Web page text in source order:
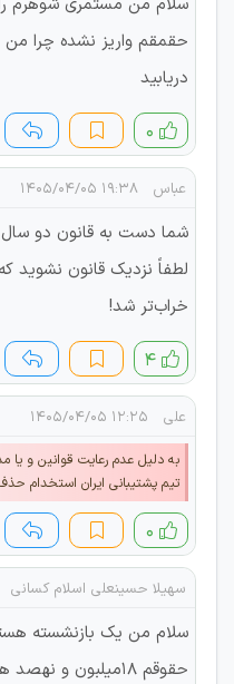
حقمقم واریز نشده چرا من
دریابید
۰
عباس ۱۹:۳۸ ۱۴۰۵/۰۴/۰۵
شما دست به قانون دو
لطفاً نزدیک قانون نشوید
خراب‌تر شد!
۴
علی ۱۲:۲۵ ۱۴۰۵/۰۴/۰۵
به دلیل عدم رعایت قوانین و
تیم پشتیبانی ایران استخدام
۰
سهیلا حسینعلی اسلام کسانی
حقوقم ۱۸میلبون و